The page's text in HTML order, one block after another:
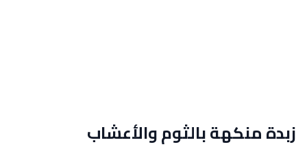
زبدة منكهة بالثوم والأعشاب